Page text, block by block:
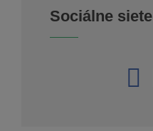
Sociálne siete